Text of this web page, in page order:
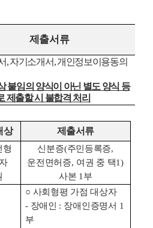
제출서류
,자기소개서,개인정보이용동의
붙임의 양식이 아닌 별도 양식 등
제출할 시 불합격 처리
상 제출서류
형
신분증(주민등록증,
운전면허증, 여권 중 택1)
사본 1부
○ 사회형평 가점 대상자
- 장애인 : 장애인증명서 1
부